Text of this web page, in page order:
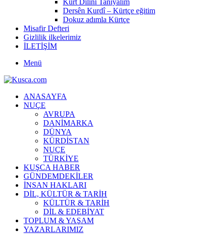
Kürt Dilini Tanıyalım
Dersên Kurdî – Kürtçe eğitim
Dokuz adımla Kürtçe
Misafir Defteri
Gizlilik ilkelerimiz
İLETİŞİM
Menü
ANASAYFA
NUÇE
AVRUPA
DANİMARKA
DÜNYA
KÜRDİSTAN
NUÇE
TÜRKİYE
KUŞCA HABER
GÜNDEMDEKİLER
İNSAN HAKLARI
DİL, KÜLTÜR & TARİH
KÜLTÜR & TARİH
DİL & EDEBİYAT
TOPLUM & YAŞAM
YAZARLARIMIZ